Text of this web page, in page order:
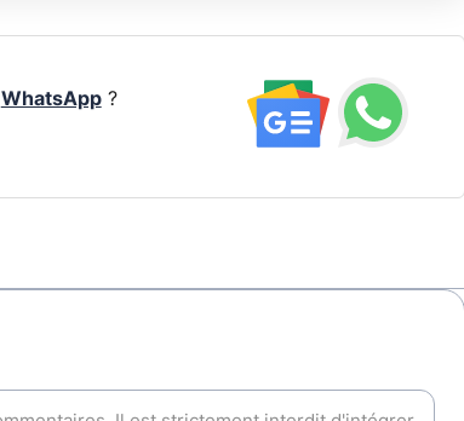
WhatsApp?